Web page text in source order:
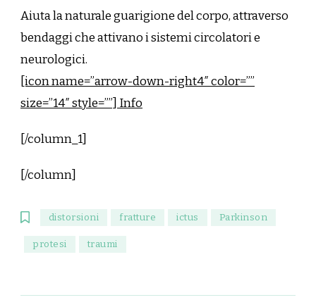
Aiuta la naturale guarigione del corpo, attraverso
bendaggi che attivano i sistemi circolatori e
neurologici.
[icon name=”arrow-down-right4″ color=””
size=”14″ style=””] Info
[/column_1]
[/column]
distorsioni fratture ictus Parkinson
protesi traumi